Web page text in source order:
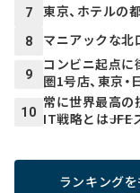
7 東京、ホテルの
8 マニアックな北
9
コンビニ起点に
圏1号店、東京
10
常に世界最高
IT戦略とは
ランキング